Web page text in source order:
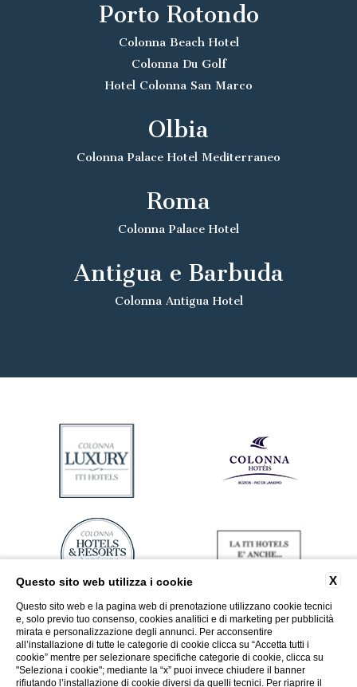
Porto Rotondo
Colonna Beach Hotel
Colonna Du Golf
Hotel Colonna San Marco
Olbia
Colonna Palace Hotel Mediterraneo
Roma
Colonna Palace Hotel
Antigua e Barbuda
Colonna Antigua Hotel
X
Questo sito web utilizza i cookie
Questo sito web e la pagina web di prenotazione utilizzano cookie tecnici
e, solo previo tuo consenso, cookies analitici e di marketing per pubblicità
mirata e personalizzazione degli annunci. Per acconsentire
all’installazione di tutte le categorie di cookie clicca su “Accetta tutti i
cookie” mentre per selezionare specifiche categorie di cookie, clicca su
"Seleziona i cookie"; mediante la “x” puoi invece chiudere il banner
rifiutando l’installazione di cookie diversi da quelli tecnici. Per riaprire il